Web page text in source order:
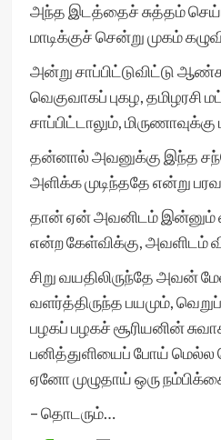
அந்த இடத்தைச் சுத்தம்
மாடிக்குச் சென்று முகம்
அன்று சாப்பிட்டுவிட்டு
வெகுவாகப் புகழ, தமிழரசி
சாப்பிட்டாலும்,
தன்னால் அவனுக்கு இந்த
அளிக்க முடிந்ததே என்று
தான் ஏன் அவனிடம் இன்னும்
என்ற கேள்விக்கு, அவளிடம்
சிறு வயதிலிருந்தே அவன்
வளர்த்திருந்த பயமும்,
பழகப் பழகச் சூரியனின்
பனித்துளியைப் போய் மெல்ல
ஏனோ முழுதாய் ஒரு
– தொடரும்…